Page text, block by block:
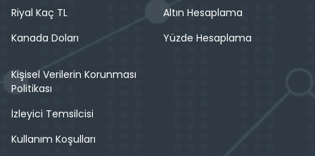
Riyal Kaç TL
Kanada Doları
Altın Hesaplama
Yüzde Hesaplama
Kişisel Verilerin Korunması
Politikası
İzleyici Temsilcisi
Kullanım Koşulları